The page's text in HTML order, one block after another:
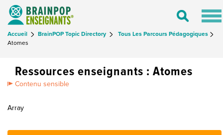
Toggle
Accueil BrainPOP Topic Directory
Tous Les Parcours Pédagogiques
Atomes
Ressources enseignants : Atomes
Contenu sensible
Array